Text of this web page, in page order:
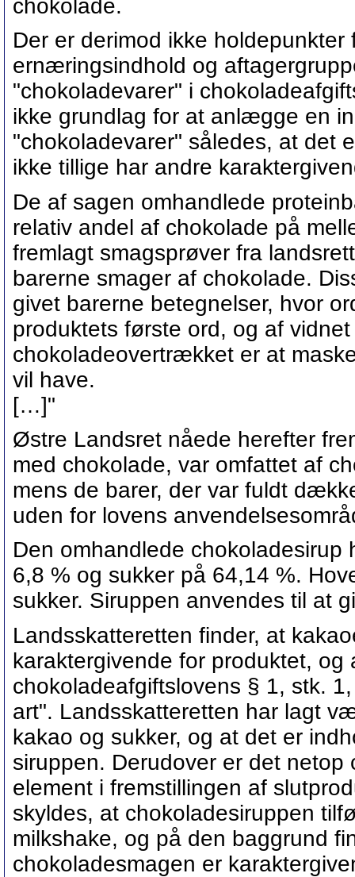
chokolade.
Der er derimod ikke
ernæringsindhold og
"chokoladevarer" i
ikke grundlag for at anlægge en
"chokoladevarer" således, at det
ikke tillige har andre
De af sagen omhandlede
relativ andel af chokolade på
fremlagt smagsprøver fra
barerne smager af chokolade.
givet barerne betegnelser, hvor
produktets første ord, og af
chokoladeovertrækket er at
vil have.
[…]"
Østre Landsret nåede herefter
med chokolade, var omfattet af
mens de barer, der var fuldt
uden for lovens
Den omhandlede
6,8 % og sukker på 64,14 %.
sukker. Siruppen anvendes til at
Landsskatteretten finder, at
karaktergivende for produktet,
chokoladeafgiftslovens § 1, stk.
art". Landsskatteretten har lagt
kakao og sukker, og at det er
siruppen. Derudover er det
element i fremstillingen af
skyldes, at chokoladesiruppen
milkshake, og på den baggrund
chokoladesmagen er